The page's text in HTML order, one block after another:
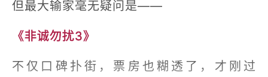
但最大输家毫无疑问是——
《非诚勿扰3》
不仅口碑扑街，票房也糊透了，才刚过